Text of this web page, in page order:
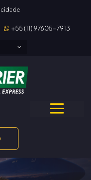
+55 (11) 97605-7913